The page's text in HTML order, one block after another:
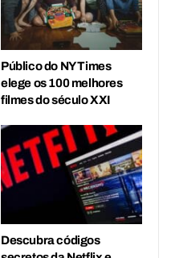
Público do NY Times
elege os 100 melhores
filmes do século XXI
Descubra códigos